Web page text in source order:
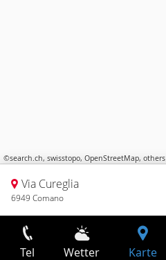
©search.ch, swisstopo, OpenStreetMap, others
Via Cureglia
6949 Comano
Tel Wetter Karte